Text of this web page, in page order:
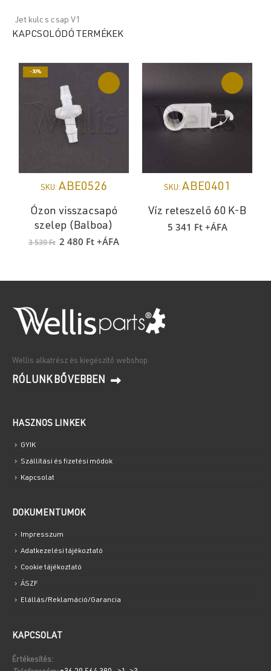
Jet kulcs csap V1
KAPCSOLÓDÓ TERMÉKEK
-30%
SKU: ABE0526
Ózon visszacsapó
szelep (Balboa)
3 539Ft Original
price
2 480 FtCurrent
price
+ÁFA
SKU: ABE0401
Víz reteszelő 60 K-B
5 341 Ft+ÁFA
Wellis alkatrész és kiegészítő webshop.
RÓLUNK BŐVEBBEN
HASZNOS LINKEK
GYIK
Szállítási és fizetési módok
Kapcsolat
DOKUMENTUMOK
Impresszum
Adatkezelési tájékoztató
Cookie tájékoztató
ÁSZF
Elállás/Reklamáció/Garancia
KAPCSOLAT
Értékesítés: